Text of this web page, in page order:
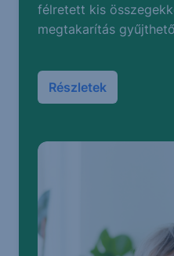
félretett kis
megtakarítás
Részletek